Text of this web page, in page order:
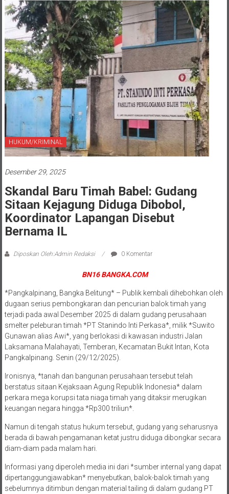
HUKUM/KRIMINAL
Desember 29, 2025
Skandal Baru Timah Babel: Gudang
Sitaan Kejagung Diduga Dibobol,
Koordinator Lapangan Disebut
Bernama IL
Diposkan Oleh:Admin Redaksi 0 Komentar
BN16 BANGKA.COM
*Pangkalpinang, Bangka Belitung* – Publik kembali dihebohkan oleh
dugaan serius pembongkaran dan pencurian balok timah yang
terjadi pada awal Desember 2025 di dalam gudang perusahaan
smelter peleburan timah *PT Stanindo Inti Perkasa*, milik *Suwito
Gunawan alias Awi*, yang berlokasi di kawasan industri Jalan
Laksamana Malahayati, Temberan, Kecamatan Bukit Intan, Kota
Pangkalpinang. Senin (29/12/2025).
Ironisnya, *tanah dan bangunan perusahaan tersebut telah
berstatus sitaan Kejaksaan Agung Republik Indonesia* dalam
perkara mega korupsi tata niaga timah yang ditaksir merugikan
keuangan negara hingga *Rp300 triliun*.
Namun di tengah status hukum tersebut, gudang yang seharusnya
berada di bawah pengamanan ketat justru diduga dibongkar secara
diam-diam pada malam hari.
Informasi yang diperoleh media ini dari *sumber internal yang dapat
dipertanggungjawabkan* menyebutkan, balok-balok timah yang
sebelumnya ditimbun dengan material tailing di dalam gudang PT